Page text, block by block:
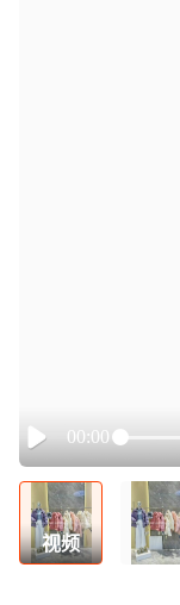
Play
00:00
视频